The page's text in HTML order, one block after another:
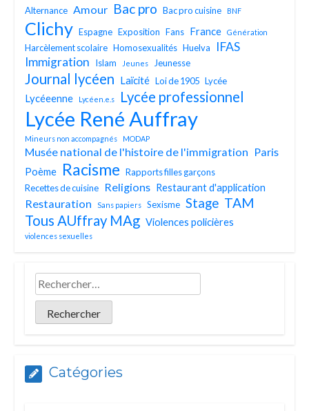
Alternance Amour Bac pro Bac pro cuisine BNF
Clichy Espagne Exposition Fans France Génération
Harcèlement scolaire Homosexualités Huelva
IFAS
Immigration
Islam Jeunes Jeunesse
Journal lycéen Laïcité Loi de 1905 Lycée
Lycéeenne Lycéen.e.s Lycée professionnel
Lycée René Auffray
Mineurs non accompagnés MODAP
Musée national de l'histoire de l'immigration Paris
Poème Racisme Rapports filles garçons
Recettes de cuisine
Religions Restaurant d'application
Restauration Sans papiers Sexisme Stage TAM
Tous AUffray MAg Violences policières
violences sexuelles
Catégories